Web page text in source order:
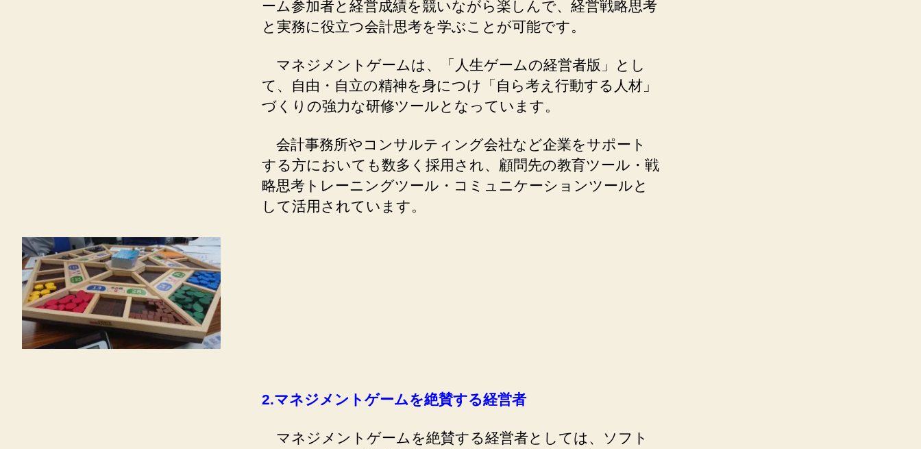
ーム参加者と経営成績を競いながら楽しんで、経営戦略思考
と実務に役立つ会計思考を学ぶことが可能です。
マネジメントゲームは、「人生ゲームの経営者版」とし
て、自由・自立の精神を身につけ「自ら考え行動する人材」
づくりの強力な研修ツールとなっています。
会計事務所やコンサルティング会社など企業をサポート
する方においても数多く採用され、顧問先の教育ツール・戦
略思考トレーニングツール・コミュニケーションツールと
して活用されています。
2.マネジメントゲームを絶賛する経営者
マネジメントゲームを絶賛する経営者としては、ソフト